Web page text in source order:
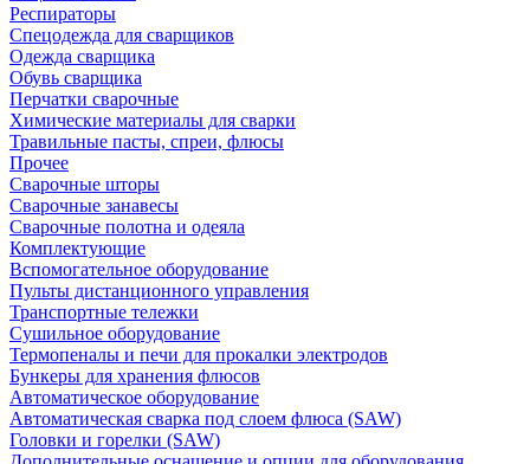
Респираторы
Спецодежда для сварщиков
Одежда сварщика
Обувь сварщика
Перчатки сварочные
Химические материалы для сварки
Травильные пасты, спреи, флюсы
Прочее
Сварочные шторы
Сварочные занавесы
Сварочные полотна и одеяла
Комплектующие
Вспомогательное оборудование
Пульты дистанционного управления
Транспортные тележки
Сушильное оборудование
Термопеналы и печи для прокалки электродов
Бункеры для хранения флюсов
Автоматическое оборудование
Автоматическая сварка под слоем флюса (SAW)
Головки и горелки (SAW)